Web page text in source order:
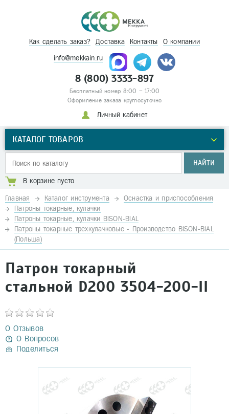
Как сделать заказ? Доставка Контакты О компании
info@mekkain.ru
8 (800) 3333-897
Бесплатный номер 8:00 – 17:00
Оформление заказа круглосуточно
Личный кабинет
КАТАЛОГ ТОВАРОВ
НАЙТИ
В корзине пусто
Главная Каталог инструмента
Оснастка и приспособления
Патроны токарные, кулачки
Патроны токарные, кулачки BISON-BIAL
Патроны токарные трехкулачковые - Производство BISON-BIAL
(Польша)
Патрон токарный
стальной D200 3504-200-II
0 Отзывов
0 Вопросов
Поделиться